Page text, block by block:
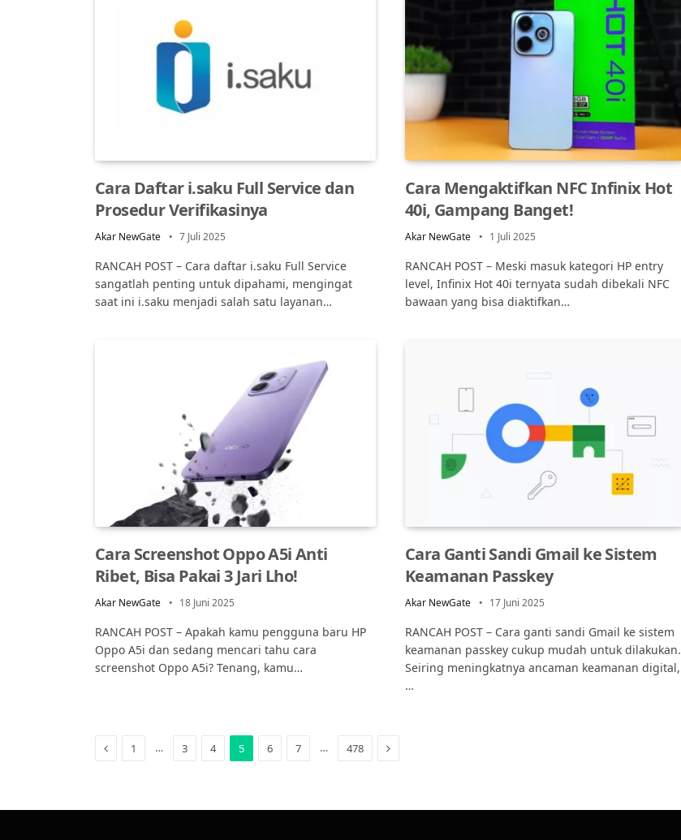
Cara Daftar i.saku Full Service dan
Prosedur Verifikasinya
Akar NewGate 7 Juli 2025
RANCAH POST – Cara daftar i.saku Full Service
sangatlah penting untuk dipahami, mengingat
saat ini i.saku menjadi salah satu layanan…
Cara Mengaktifkan NFC Infinix Hot
40i, Gampang Banget!
Akar NewGate 1 Juli 2025
RANCAH POST – Meski masuk kategori HP entry
level, Infinix Hot 40i ternyata sudah dibekali NFC
bawaan yang bisa diaktifkan…
Cara Screenshot Oppo A5i Anti
Ribet, Bisa Pakai 3 Jari Lho!
Akar NewGate 18 Juni 2025
RANCAH POST – Apakah kamu pengguna baru HP
Oppo A5i dan sedang mencari tahu cara
screenshot Oppo A5i? Tenang, kamu…
Cara Ganti Sandi Gmail ke Sistem
Keamanan Passkey
Akar NewGate 17 Juni 2025
RANCAH POST – Cara ganti sandi Gmail ke sistem
keamanan passkey cukup mudah untuk dilakukan.
Seiring meningkatnya ancaman keamanan digital,
…
Previous
1 … 3 4 5 6 7 … 478 Next